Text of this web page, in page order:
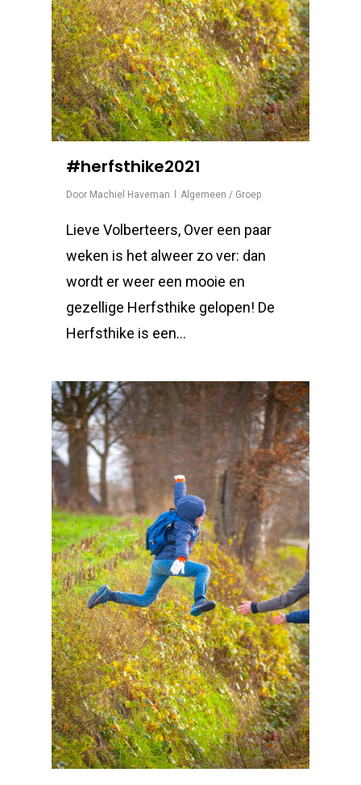
#herfsthike2021
Door Machiel Haveman Algemeen / Groep
Lieve Volberteers, Over een paar
weken is het alweer zo ver: dan
wordt er weer een mooie en
gezellige Herfsthike gelopen! De
Herfsthike is een…